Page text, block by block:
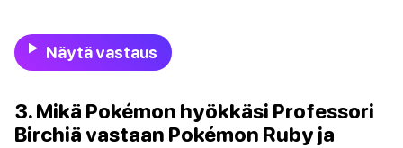
Näytä vastaus
3. Mikä Pokémon hyökkäsi Professori
Birchiä vastaan Pokémon Ruby ja